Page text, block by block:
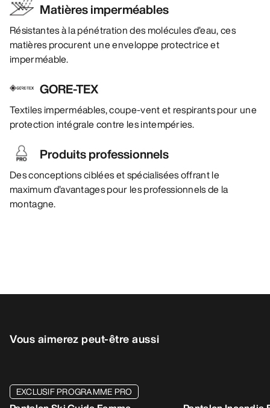
Matières imperméables
Résistantes à la pénétration des molécules d’eau, ces
matières procurent une enveloppe protectrice et
imperméable.
GORE-TEX
Textiles imperméables, coupe-vent et respirants pour une
protection intégrale contre les intempéries.
Produits professionnels
Des conceptions ciblées et spécialisées offrant le
maximum d’avantages pour les professionnels de la
montagne.
Vous aimerez peut-être aussi